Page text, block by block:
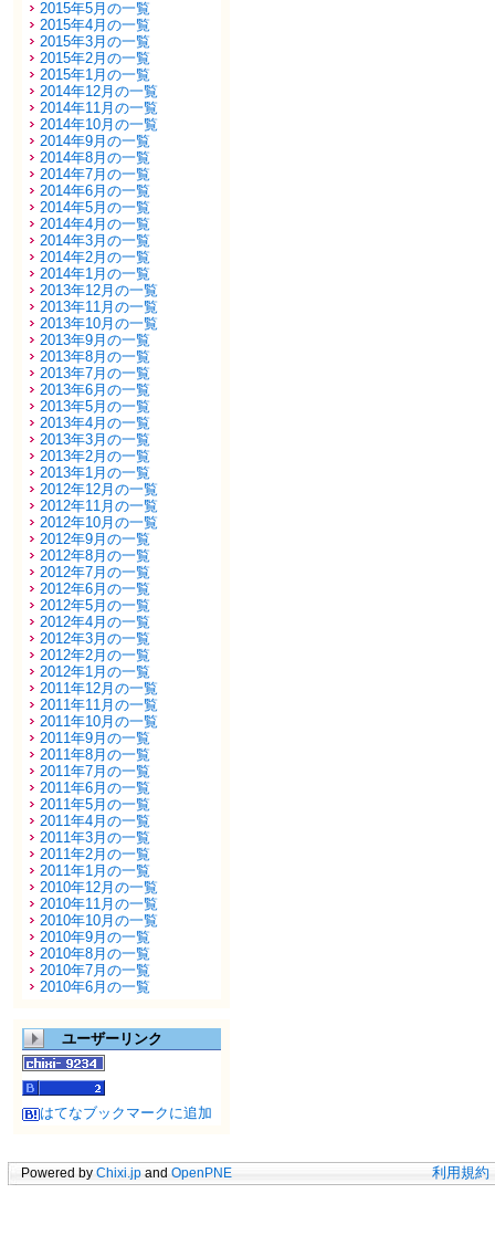
2015年5月の一覧
2015年4月の一覧
2015年3月の一覧
2015年2月の一覧
2015年1月の一覧
2014年12月の一覧
2014年11月の一覧
2014年10月の一覧
2014年9月の一覧
2014年8月の一覧
2014年7月の一覧
2014年6月の一覧
2014年5月の一覧
2014年4月の一覧
2014年3月の一覧
2014年2月の一覧
2014年1月の一覧
2013年12月の一覧
2013年11月の一覧
2013年10月の一覧
2013年9月の一覧
2013年8月の一覧
2013年7月の一覧
2013年6月の一覧
2013年5月の一覧
2013年4月の一覧
2013年3月の一覧
2013年2月の一覧
2013年1月の一覧
2012年12月の一覧
2012年11月の一覧
2012年10月の一覧
2012年9月の一覧
2012年8月の一覧
2012年7月の一覧
2012年6月の一覧
2012年5月の一覧
2012年4月の一覧
2012年3月の一覧
2012年2月の一覧
2012年1月の一覧
2011年12月の一覧
2011年11月の一覧
2011年10月の一覧
2011年9月の一覧
2011年8月の一覧
2011年7月の一覧
2011年6月の一覧
2011年5月の一覧
2011年4月の一覧
2011年3月の一覧
2011年2月の一覧
2011年1月の一覧
2010年12月の一覧
2010年11月の一覧
2010年10月の一覧
2010年9月の一覧
2010年8月の一覧
2010年7月の一覧
2010年6月の一覧
ユーザーリンク
はてなブックマークに追加
Powered by Chixi.jp and OpenPNE 利用規約